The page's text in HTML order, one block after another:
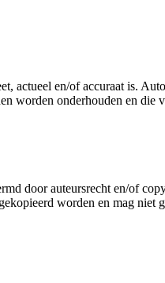
actueel en/of accuraat is.
worden onderhouden en die
door auteursrecht en/of
worden en mag niet